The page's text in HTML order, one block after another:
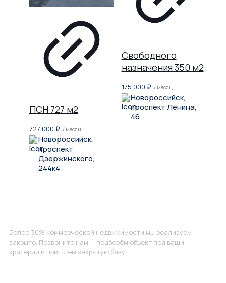
ПСН 727 м2
727 000 ₽ / месяц
Новороссийск,
проспект
Дзержинского,
244к4
Свободного
назначения 350 м2
175 000 ₽ / месяц
Новороссийск,
проспект Ленина,
46
Более 30% коммерческой недвижимости мы реализуем
закрыто. Позвоните нам — подберём объект под ваши
критерии и пришлём закрытую базу.